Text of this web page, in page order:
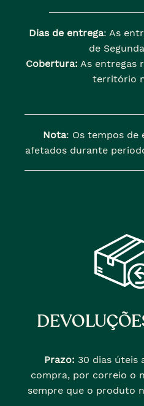
Dias de entrega: As
de
Cobertura: As entregas
território
Nota: Os tempos de
afetados durante
Prazo: 30 dias úteis
compra, por correio o
sempre que o produto